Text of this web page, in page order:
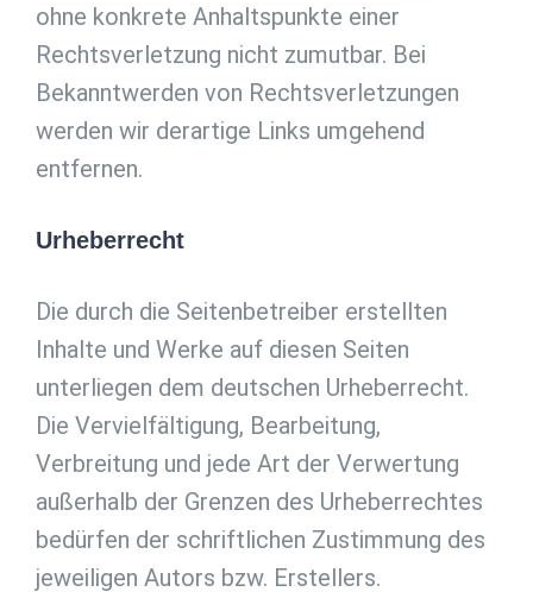
ohne konkrete Anhaltspunkte einer
Rechtsverletzung nicht zumutbar. Bei
Bekanntwerden von Rechtsverletzungen
werden wir derartige Links umgehend
entfernen.
Urheberrecht
Die durch die Seitenbetreiber erstellten
Inhalte und Werke auf diesen Seiten
unterliegen dem deutschen Urheberrecht.
Die Vervielfältigung, Bearbeitung,
Verbreitung und jede Art der Verwertung
außerhalb der Grenzen des Urheberrechtes
bedürfen der schriftlichen Zustimmung des
jeweiligen Autors bzw. Erstellers.